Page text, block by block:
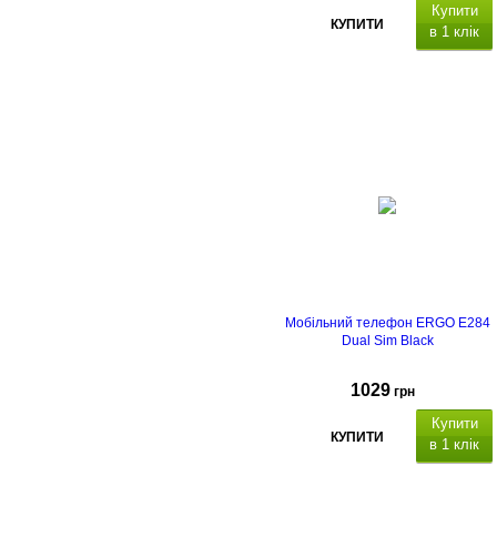
КУПИТИ
Купити
в 1 клік
Мобільний телефон ERGO E284
Dual Sim Black
1029 грн
КУПИТИ
Купити
в 1 клік